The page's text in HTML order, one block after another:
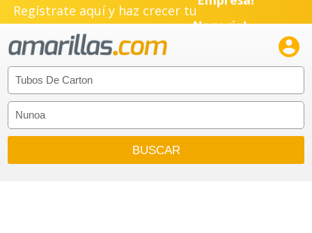
Regístrate aquí y haz crecer tuNegocio!
Emprendimiento!
